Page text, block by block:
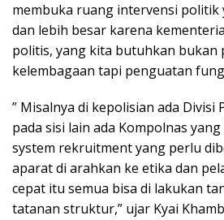
membuka ruang intervensi politik
dan lebih besar karena
politis, yang kita butuhkan bukan
kelembagaan tapi penguatan
” Misalnya di kepolisian ada Divisi
pada sisi lain ada Kompolnas
system rekruitment yang perlu
aparat di arahkan ke etika dan
cepat itu semua bisa di lakukan
tatanan struktur,” ujar Kyai